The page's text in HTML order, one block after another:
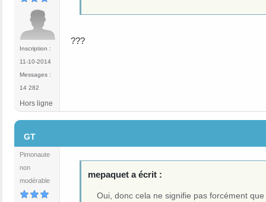
Inscription :
11-10-2014
Messages :
14 282
???
Hors ligne
GT
Pimonaute
non
modérable
mepaquet a écrit :
Oui, donc cela ne signifie pas forcément